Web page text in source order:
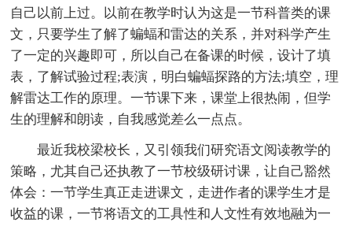
自己以前上过。以前在教学时认为这是一节科普类的课
文，只要学生了解了蝙蝠和雷达的关系，并对科学产生
了一定的兴趣即可，所以自己在备课的时候，设计了填
表，了解试验过程;表演，明白蝙蝠探路的方法;填空，理
解雷达工作的原理。一节课下来，课堂上很热闹，但学
生的理解和朗读，自我感觉差么一点点。
最近我校梁校长，又引领我们研究语文阅读教学的
策略，尤其自己还执教了一节校级研讨课，让自己豁然
体会：一节学生真正走进课文，走进作者的课学生才是
收益的课，一节将语文的工具性和人文性有效地融为一